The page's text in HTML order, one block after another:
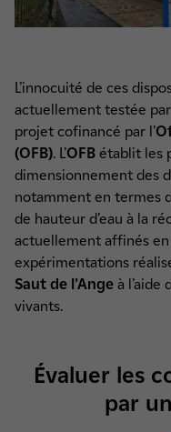
L’innocuité de ces
actuellement testée
projet cofinancé par l’
(OFB). L’OFB établit les
dimensionnement des
notamment en termes
de hauteur d’eau à la
actuellement affinés
expérimentations
Saut de l’Ange à l’aide
vivants.
Évaluer les
par